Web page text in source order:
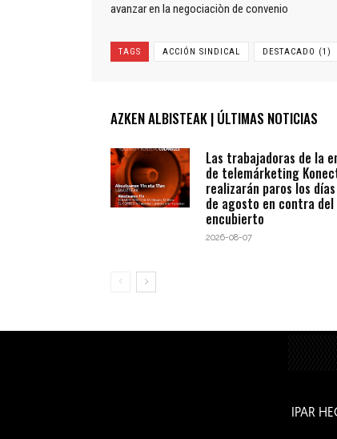
avanzar en la negociaciòn de convenio
TAGS ACCIÓN SINDICAL DESTACADO (1)
AZKEN ALBISTEAK | ÚLTIMAS NOTICIAS
Las trabajadoras de la
de telemárketing
realizarán paros los días
de agosto en contra del
encubierto
2026-08-07
IPAR